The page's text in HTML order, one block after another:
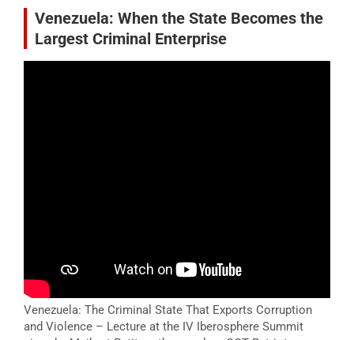
Venezuela: When the State Becomes the
Largest Criminal Enterprise
Venezuela: The Criminal State That Exports Corruption
and Violence – Lecture at the IV Iberosphere Summit